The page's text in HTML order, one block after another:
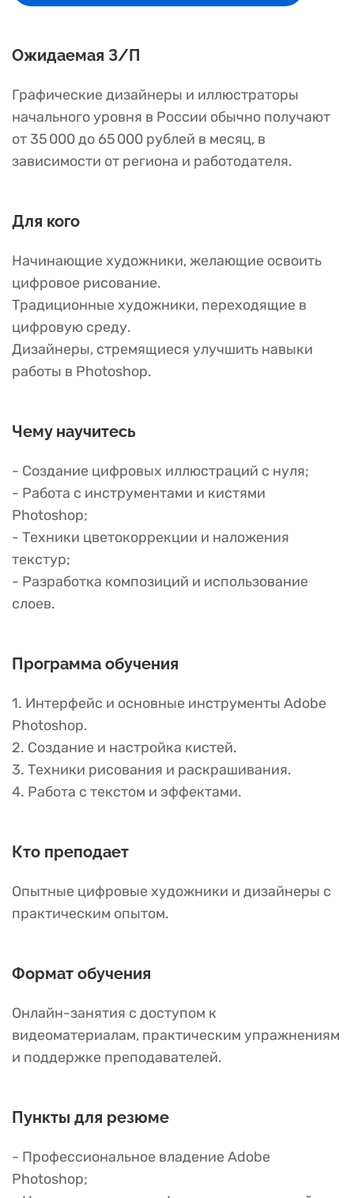
Ожидаемая З/П
Графические дизайнеры и иллюстраторы
начального уровня в России обычно получают
от 35 000 до 65 000 рублей в месяц, в
зависимости от региона и работодателя.
Для кого
Начинающие художники, желающие освоить
цифровое рисование.
Традиционные художники, переходящие в
цифровую среду.
Дизайнеры, стремящиеся улучшить навыки
работы в Photoshop.
Чему научитесь
- Создание цифровых иллюстраций с нуля;
- Работа с инструментами и кистями
Photoshop;
- Техники цветокоррекции и наложения
текстур;
- Разработка композиций и использование
слоев.
Программа обучения
1. Интерфейс и основные инструменты Adobe
Photoshop.
2. Создание и настройка кистей.
3. Техники рисования и раскрашивания.
4. Работа с текстом и эффектами.
Кто преподает
Опытные цифровые художники и дизайнеры с
практическим опытом.
Формат обучения
Онлайн-занятия с доступом к
видеоматериалам, практическим упражнениям
и поддержке преподавателей.
Пункты для резюме
- Профессиональное владение Adobe
Photoshop;